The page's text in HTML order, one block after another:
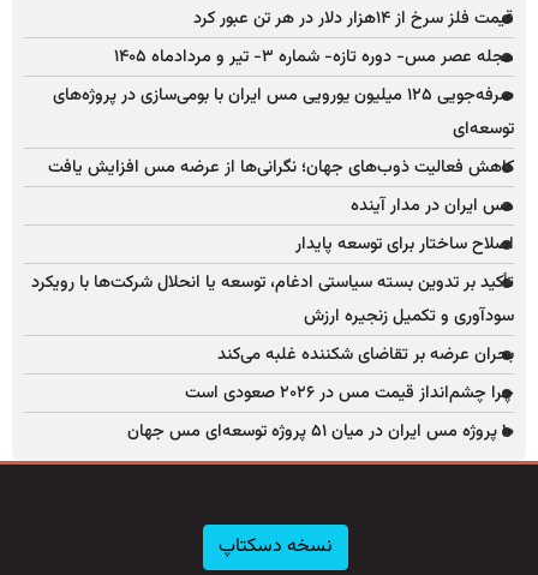
قیمت فلز سرخ از ۱۴هزار دلار در هر تن عبور کرد
مجله عصر مس- دوره تازه- شماره ۳- تیر و مردادماه ۱۴۰۵
صرفه‌جویی ۱۲۵ میلیون یورویی مس ایران با بومی‌سازی در پروژه‌های
توسعه‌ای
کاهش فعالیت ذوب‌های جهان؛ نگرانی‌ها از عرضه مس افزایش یافت
مس ایران در مدار آینده
اصلاح ساختار برای توسعه پایدار
تأکید بر تدوین بسته سیاستی ادغام، توسعه یا انحلال شرکت‌ها با رویکرد
سودآوری و تکمیل زنجیره ارزش
بحران عرضه بر تقاضای شکننده غلبه می‌کند
چرا چشم‌انداز قیمت مس در ۲۰۲۶ صعودی است
۱۰ پروژه مس ایران در میان ۵۱ پروژه توسعه‌ای مس جهان
نسخه دسکتاپ